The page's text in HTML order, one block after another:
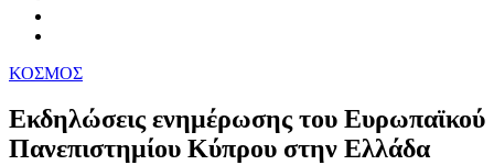
ΚΟΣΜΟΣ
Εκδηλώσεις ενημέρωσης του Ευρωπαϊκού
Πανεπιστημίου Κύπρου στην Ελλάδα